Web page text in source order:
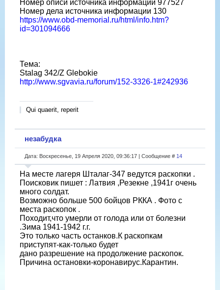
Номер описи источника информации 977527
Номер дела источника информации 130
https://www.obd-memorial.ru/html/info.htm?
id=301094666
Тема:
Stalag 342/Z Glebokiе
http://www.sgvavia.ru/forum/152-3326-1#242936
Qui quaerit, reperit
незабудка
Дата: Воскресенье, 19 Апреля 2020, 09:36:17 | Сообщение # 14
На месте лагеря Шталаг-347 ведутся раскопки .
Поисковик пишет : Латвия ,Резекне ,1941г очень
много солдат.
Возможно больше 500 бойцов РККА . Фото с
места раскопок .
Походит,что умерли от голода или от болезни
.Зима 1941-1942 г.г.
Это только часть останков.К раскопкам
приступят-как-только будет
дано разрешение на продолжение раскопок.
Причина остановки-коронавирус.Карантин.